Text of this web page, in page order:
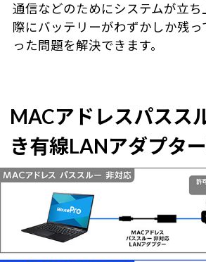
通信などのためにシステムが立ち
際にバッテリーがわずかしか残
った問題を解決できます。
MACアドレスパスス
き有線LANアダプタ